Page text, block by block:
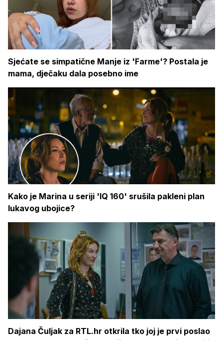
Sjećate se simpatične Manje iz 'Farme'? Postala je
mama, dječaku dala posebno ime
Kako je Marina u seriji 'IQ 160' srušila pakleni plan
lukavog ubojice?
Dajana Čuljak za RTL.hr otkrila tko joj je prvi poslao